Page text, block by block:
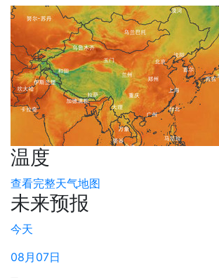
温度
查看完整天气地图
未来预报
今天
08月07日